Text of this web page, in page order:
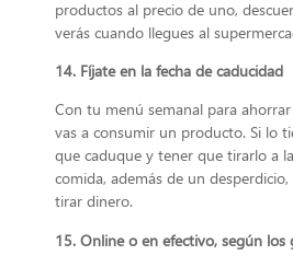
productos al precio de uno,
verás cuando llegues al
14. Fíjate en la fecha de caducidad
Con tu menú semanal para
vas a consumir un producto. Si lo
que caduque y tener que tirarlo a
comida, además de un
tirar dinero.
15. Online o en efectivo, según los